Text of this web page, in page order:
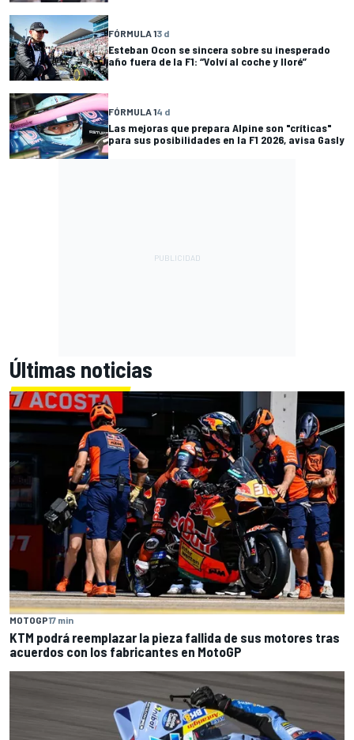
FÓRMULA 13 d
Esteban Ocon se sincera sobre su inesperado
año fuera de la F1: “Volví al coche y lloré”
FÓRMULA 14 d
Las mejoras que prepara Alpine son "críticas"
para sus posibilidades en la F1 2026, avisa Gasly
Últimas noticias
MOTOGP17 min
KTM podrá reemplazar la pieza fallida de sus motores tras
acuerdos con los fabricantes en MotoGP